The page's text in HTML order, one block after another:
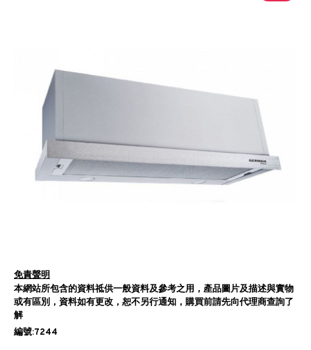
免責聲明
本網站所包含的資料祗供一般資料及參考之用，產品圖片及描述與實物
或有區別，資料如有更改，恕不另行通知，購買前請先向代理商查詢了
解
編號:7244